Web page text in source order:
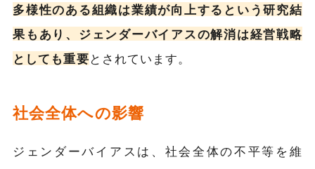
多様性のある組織は業績が向上するという研究結
果もあり、ジェンダーバイアスの解消は経営戦略
としても重要 とされています。
社会全体への影響
ジェンダーバイアスは、社会全体の不平等を維